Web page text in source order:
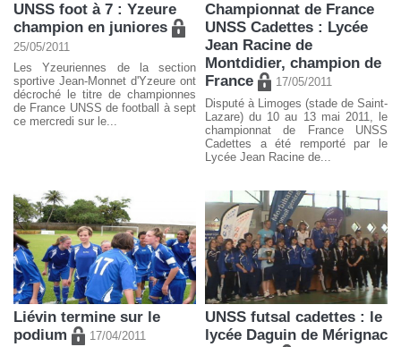
UNSS foot à 7 : Yzeure
champion en juniores
25/05/2011
Les Yzeuriennes de la section
sportive Jean-Monnet d'Yzeure ont
décroché le titre de championnes
de France UNSS de football à sept
ce mercredi sur le...
Championnat de France
UNSS Cadettes : Lycée
Jean Racine de
Montdidier, champion de
France
17/05/2011
Disputé à Limoges (stade de Saint-
Lazare) du 10 au 13 mai 2011, le
championnat de France UNSS
Cadettes a été remporté par le
Lycée Jean Racine de...
Liévin termine sur le
podium
17/04/2011
UNSS futsal cadettes : le
lycée Daguin de Mérignac